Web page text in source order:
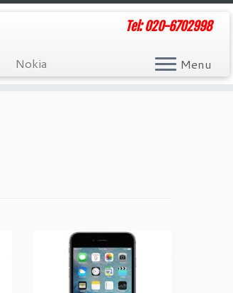
Tel: 020-6702998
Menu
Nokia